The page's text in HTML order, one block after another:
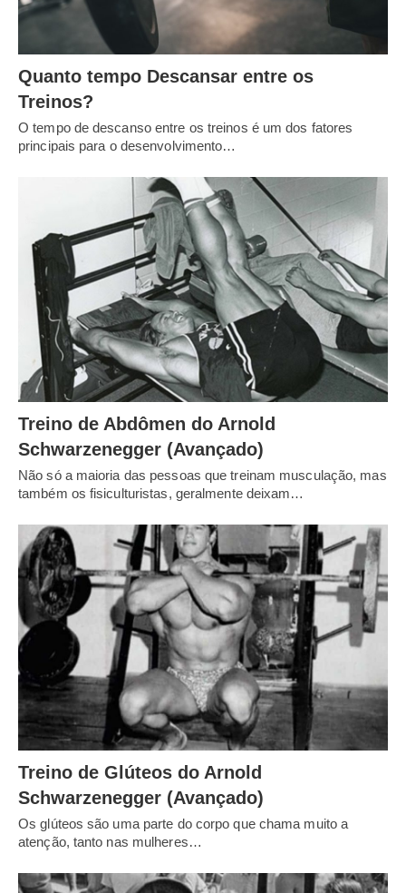
Quanto tempo Descansar entre os
Treinos?
O tempo de descanso entre os treinos é um dos fatores
principais para o desenvolvimento…
Treino de Abdômen do Arnold
Schwarzenegger (Avançado)
Não só a maioria das pessoas que treinam musculação, mas
também os fisiculturistas, geralmente deixam…
Treino de Glúteos do Arnold
Schwarzenegger (Avançado)
Os glúteos são uma parte do corpo que chama muito a
atenção, tanto nas mulheres…